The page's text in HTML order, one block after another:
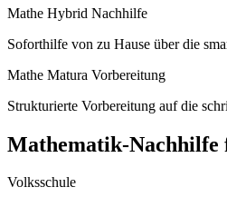
Mathe Hybrid Nachhilfe
Soforthilfe von zu Hause über die
Mathe Matura Vorbereitung
Strukturierte Vorbereitung auf die
Mathematik-Nachhilfe
Volksschule